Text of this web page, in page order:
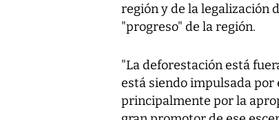
región y de la legalización
"progreso" de la región.
"La deforestación está
está siendo impulsada
principalmente por la